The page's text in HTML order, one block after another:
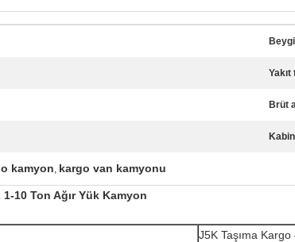
Yakıt
Brüt
kamyon, kargo van kamyonu
10 Ton Ağır Yük Kamyon
J5K Taşıma Kargo